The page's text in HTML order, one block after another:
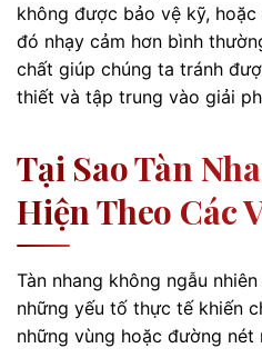
không được bảo vệ kỹ,
đó nhạy cảm hơn bình
chất giúp chúng ta tránh
thiết và tập trung vào giải
Tại Sao Tàn
Hiện Theo Các
Tàn nhang không ngẫu
những yếu tố thực tế khiến
những vùng hoặc đường